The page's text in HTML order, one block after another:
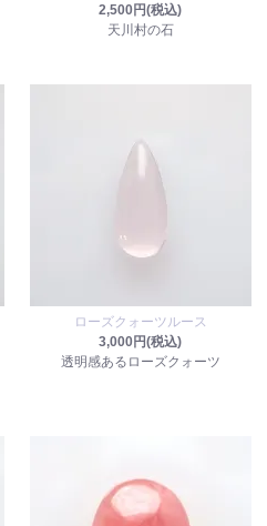
2,500円(税込)
天川村の石
ローズクォーツルース
3,000円(税込)
透明感あるローズクォーツ